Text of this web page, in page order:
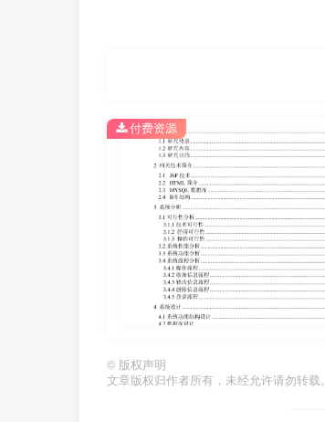
第1页 / 共28页
付费资源
© 版权声明
文章版权归作者所有，未经允许请勿转载。